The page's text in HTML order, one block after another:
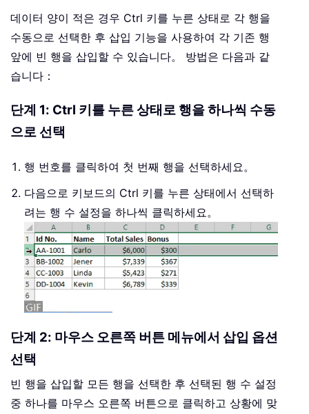
데이터 양이 적은 경우 Ctrl 키를 누른 상태로 각 행을
수동으로 선택한 후 삽입 기능을 사용하여 각 기존 행
앞에 빈 행을 삽입할 수 있습니다。 방법은 다음과 같
습니다：
단계 1: Ctrl 키를 누른 상태로 행을 하나씩 수동
으로 선택
행 번호를 클릭하여 첫 번째 행을 선택하세요。
다음으로 키보드의 Ctrl 키를 누른 상태에서 선택하
려는 행 수 설정을 하나씩 클릭하세요。
단계 2: 마우스 오른쪽 버튼 메뉴에서 삽입 옵션
선택
빈 행을 삽입할 모든 행을 선택한 후 선택된 행 수 설정
중 하나를 마우스 오른쪽 버튼으로 클릭하고 상황에 맞